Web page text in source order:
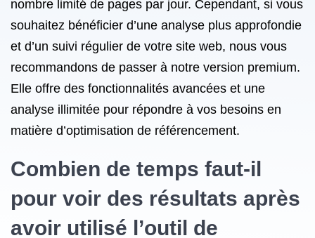
nombre limité de pages par jour. Cependant, si vous
souhaitez bénéficier d’une analyse plus approfondie
et d’un suivi régulier de votre site web, nous vous
recommandons de passer à notre version premium.
Elle offre des fonctionnalités avancées et une
analyse illimitée pour répondre à vos besoins en
matière d’optimisation de référencement.
Combien de temps faut-il
pour voir des résultats après
avoir utilisé l’outil de